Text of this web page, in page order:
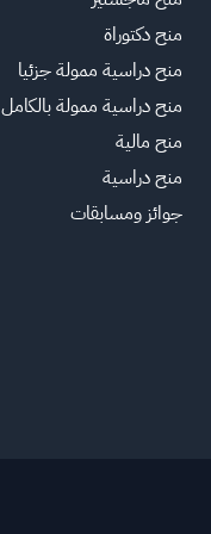
منح دكتوراة
منح دراسية ممولة جزئيا
منح دراسية ممولة بالكامل
منح مالية
منح دراسية
جوائز ومسابقات